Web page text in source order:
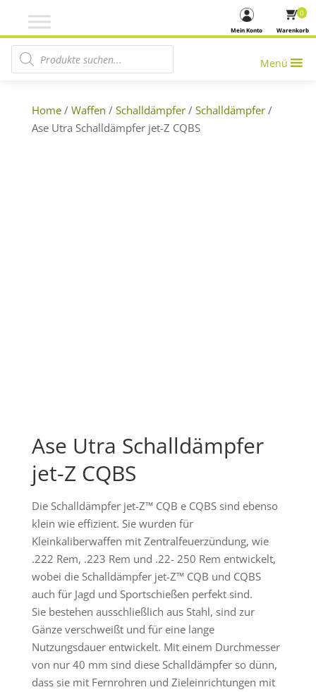
Warenkorb
0
Mein Konto
Products search
Menü
Home/ Waffen / Schalldämpfer/ Schalldämpfer/
Ase Utra Schalldämpfer jet-Z CQBS
Ase Utra Schalldämpfer
jet-Z CQBS
Die Schalldämpfer jet-Z™ CQB e CQBS sind ebenso
klein wie effizient. Sie wurden für
Kleinkaliberwaffen mit Zentralfeuerzündung, wie
.222 Rem, .223 Rem und .22- 250 Rem entwickelt,
wobei die Schalldämpfer jet-Z™ CQB und CQBS
auch für Jagd und Sportschießen perfekt sind.
Sie bestehen ausschließlich aus Stahl, sind zur
Gänze verschweißt und für eine lange
Nutzungsdauer entwickelt. Mit einem Durchmesser
von nur 40 mm sind diese Schalldämpfer so dünn,
dass sie mit Fernrohren und Zieleinrichtungen mit